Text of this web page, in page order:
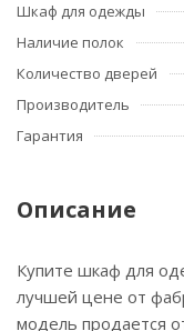
Шкаф для одежды
Наличие полок
Количество дверей
Производитель
Гарантия
Описание
Купите шкаф для
лучшей цене от
модель продается